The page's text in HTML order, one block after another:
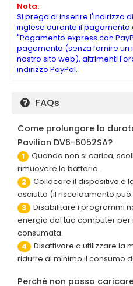
Nota:
Si prega di inserire l'indirizzo
inglese durante il pagamento
"Pagamento express con
pagamento (senza fornire un
nostro sito web), altrimenti
indirizzo PayPal.
FAQs
Come prolungare la
Pavilion DV6-6052SA?
1
Quando non si carica,
rimuovere la batteria.
2
Collocare il dispositivo e
asciutto (il riscaldamento
3
Disabilitare i programmi
energia dal tuo computer
consumata.
4
Disattivare o utilizzare la
ridurre al minimo il consumo
Perché non posso